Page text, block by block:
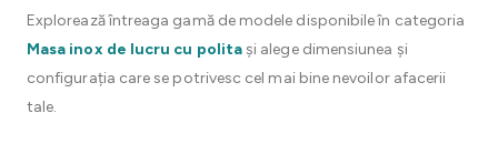
Explorează întreaga gamă de modele disponibile în categoria
Masa inox de lucru cu politași alege dimensiunea și
configurația care se potrivesc cel mai bine nevoilor afacerii
tale.